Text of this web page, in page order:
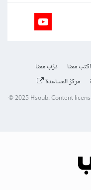
اكتب معنا
درّب معنا
مركز المساعدة
© 2025Hsoub.Content